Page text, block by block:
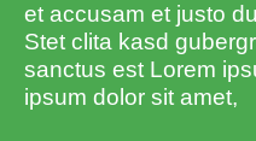
et accusam et justo
Stet clita kasd
sanctus est Lorem
ipsum dolor sit amet,